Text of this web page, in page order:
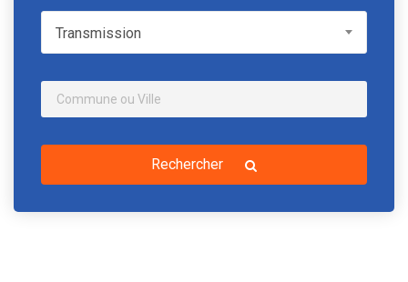
TransmissionTransmission
Rechercher